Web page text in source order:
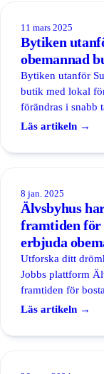
BRANSCHER
Butikskedjor
Camping
Padel
Föreningslokal
Tvättstuga
Se alla lösningar
11 mars 2025
Bytiken
obemannad
Bytiken utanför
butik med lokal
förändras i snabb
Läs artikeln →
8 jan. 2025
Älvsbyhus
framtiden för
erbjuda
Utforska ditt
Jobbs plattform
framtiden för
Läs artikeln →